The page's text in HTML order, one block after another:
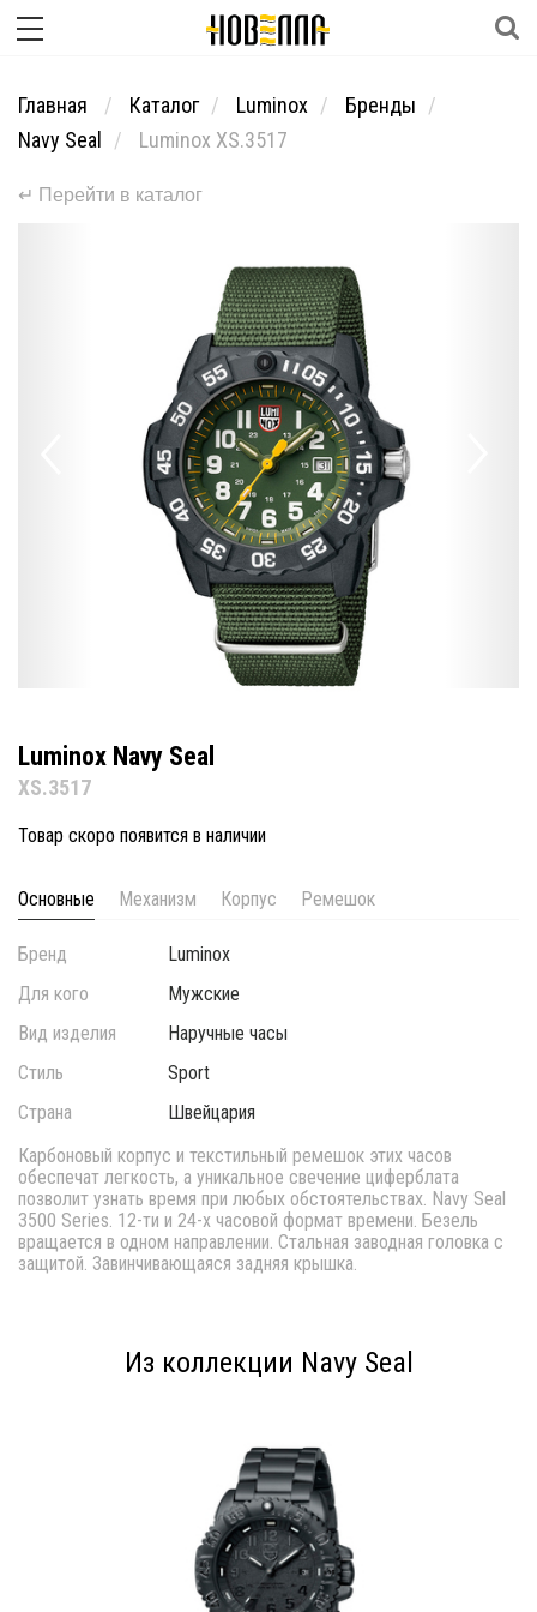
Главная Каталог Luminox
Бренды
Navy Seal
Luminox XS.3517
↵ Перейти в каталог
Luminox Navy Seal
XS.3517
Товар скоро появится в наличии
Основные Механизм Корпус Ремешок
Бренд
Luminox
Для кого
Мужские
Вид изделия
Наручные часы
Стиль
Sport
Страна
Швейцария
Карбоновый корпус и текстильный ремешок этих часов
обеспечат легкость, а уникальное свечение циферблата
позволит узнать время при любых обстоятельствах. Navy Seal
3500 Series. 12-ти и 24-х часовой формат времени. Безель
вращается в одном направлении. Стальная заводная головка с
защитой. Завинчивающаяся задняя крышка.
Из коллекции Navy Seal